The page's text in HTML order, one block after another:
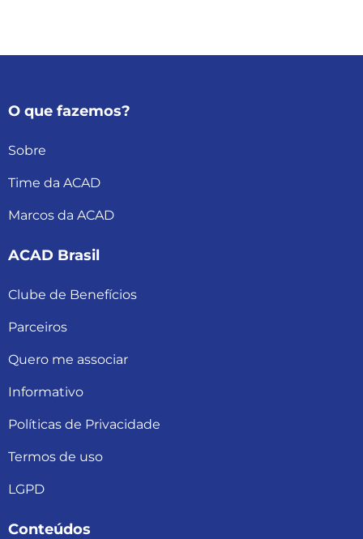
O que fazemos?
Sobre
Time da ACAD
Marcos da ACAD
ACAD Brasil
Clube de Benefícios
Parceiros
Quero me associar
Informativo
Políticas de Privacidade
Termos de uso
LGPD
Conteúdos